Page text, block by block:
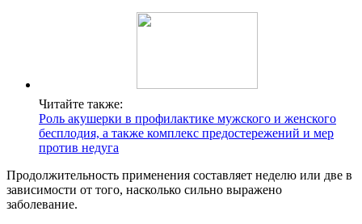
Читайте также:
Роль акушерки в профилактике мужского и женского
бесплодия, а также комплекс предостережений и мер
против недуга
Продолжительность применения составляет неделю или две в
зависимости от того, насколько сильно выражено
заболевание.